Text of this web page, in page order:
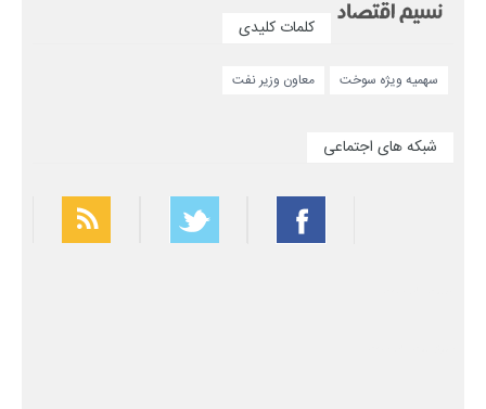
کلمات کلیدی
سهمیه ویژه سوخت معاون وزیر نفت
شبکه های اجتماعی